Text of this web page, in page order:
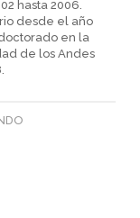
hasta 2006.
desde el año
en la
de los Andes